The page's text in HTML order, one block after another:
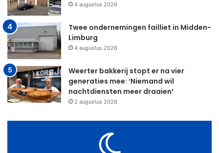
4 augustus 2026
Twee ondernemingen failliet in Midden-
Limburg
4 augustus 2026
Weerter bakkerij stopt er na vier
generaties mee: ‘Niemand wil
nachtdiensten meer draaien’
2 augustus 2026